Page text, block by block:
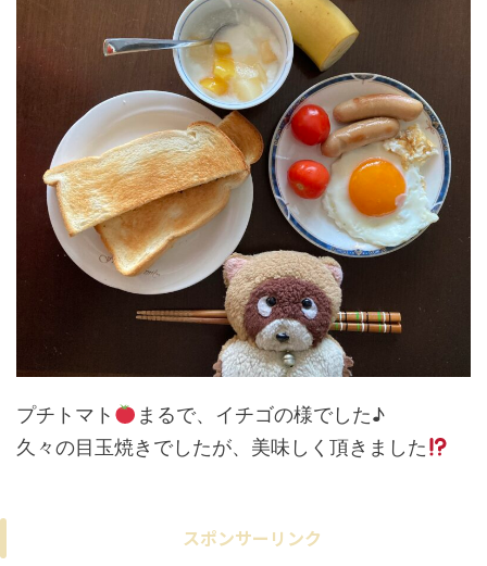
プチトマト
まるで、イチゴの様でした♪
久々の目玉焼きでしたが、美味しく頂きました
スポンサーリンク